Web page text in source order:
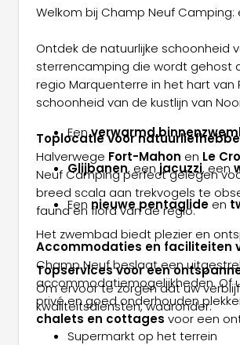
Welkom bij Champ Neuf
Ontdek de natuurlijke schoonheid
sterrencamping die wordt gehost
regio Marquenterre in het hart
schoonheid van de kustlijn van
Toplocatie voor
Halverwege Fort-Mahon en Le
Neuf Camping perfect gelegen
breed scala aan trekvogels te
fauna en flora van de regio.
Accommodaties en faciliteiten
Champ Neuf beslaat een
accommodatiemogelijkheden. Of
privé en goed onderhouden
chalets en cottages voor een
Eenverwarmd
Glijbanen, een jacuzzi, een
Een nieuwe pentaglide en
Het zwembad biedt plezier en
Topservices voor een
Om ervoor te zorgen dat uw
kwaliteitsdiensten, waaronder:
Supermarkt op het terrein